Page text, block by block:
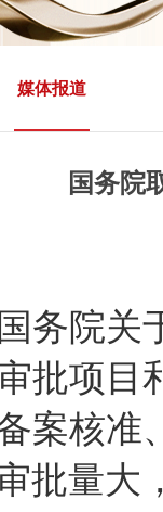
媒体报道
国务院
务院关
批项目
案核准
批量大